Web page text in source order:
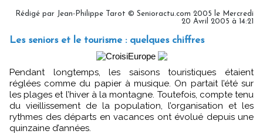
Rédigé par Jean-Philippe Tarot © Senioractu.com 2005 le Mercredi
20 Avril 2005 à 14:21
Les seniors et le tourisme : quelques chiffres
Pendant longtemps, les saisons touristiques étaient
réglées comme du papier à musique. On partait l’été sur
les plages et l’hiver à la montagne. Toutefois, compte tenu
du vieillissement de la population, l’organisation et les
rythmes des départs en vacances ont évolué depuis une
quinzaine d’années.